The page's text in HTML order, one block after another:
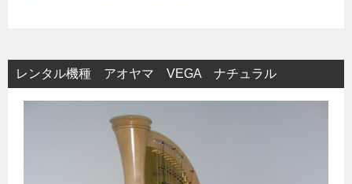
レンタル機種 アオヤマ VEGA ナチュラル